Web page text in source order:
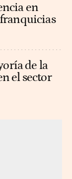
en
de la
el sector